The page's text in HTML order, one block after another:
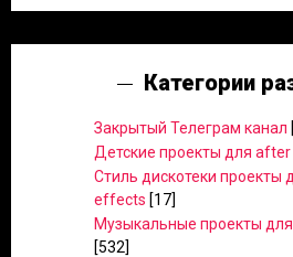
Категории
Закрытый Телеграм канал
Детские проекты для
Стиль дискотеки проекты
effects [17]
Музыкальные проекты
[532]